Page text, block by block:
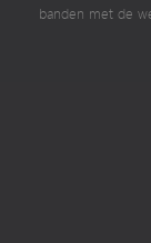
banden met de